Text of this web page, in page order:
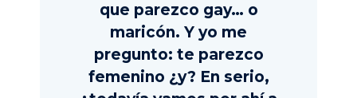
que parezco gay… o
maricón. Y yo me
pregunto: te parezco
femenino ¿y? En serio,